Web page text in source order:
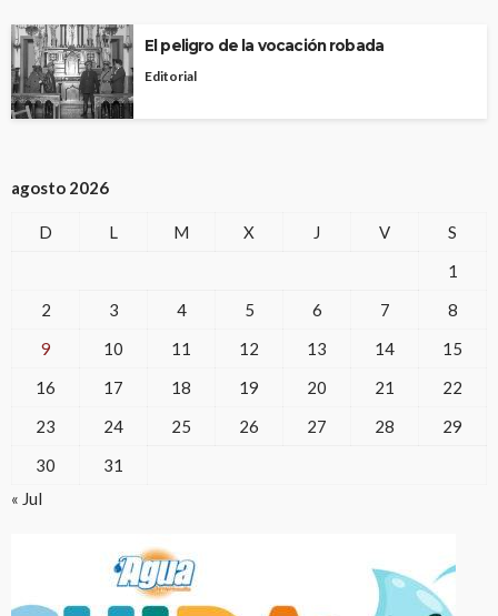
El peligro de la vocación robada
Editorial
agosto 2026
D L M X J V
S
1
2
3 4 5 6 7
8
9
10 11 12 13 14
15
16
17 18 19 20 21
22
23
24 25 26 27 28
29
30
31
« Jul